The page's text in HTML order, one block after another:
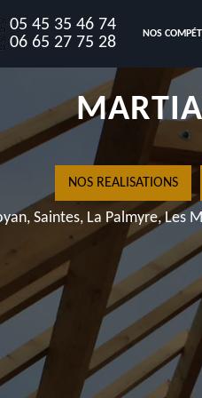
05 45 35 46 74
06 65 27 75 28
NOS
NOS REALISATIONS
Saintes, La Palmyre, Les